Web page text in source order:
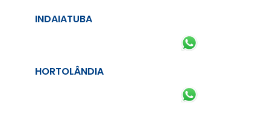
INDAIATUBA
HORTOLÂNDIA